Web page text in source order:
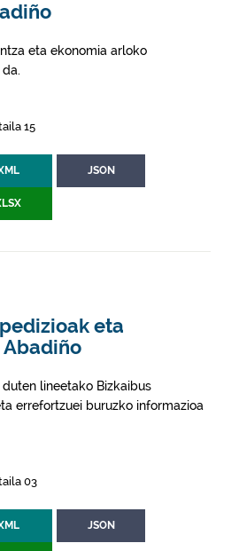
eta ekonomia arloko
15
JSON
eta
Abadiño
lineetako Bizkaibus
errefortzuei buruzko informazioa
03
JSON